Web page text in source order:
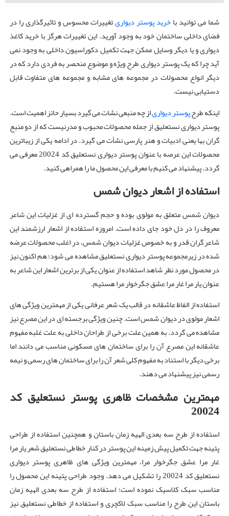
شما می توانید باخرید پوستر دیواریتغییرات محسوس و تاثیرگذاری را در
فضای داخلی ساختمان خود به وجود آورید. این تغییرات هرگز با خرید کاغذ
دیواری و یا دیگر وسایل ممکن جهت تکمیل دکوراسیون داخلی به وجود نمی
آید چرا که یک پوستر دیواری طرح ویژه و موضوع منحصر به فردی دارد که در
دیگر انواع محصولات در مجموعه های مشابه و مجموعه های متفاوت قابل
دستیابی نیست.
اینکه طرحپوستر دیواریاز چه منبعی نشات می گیرد بسیار حائز اهمیت است.
پوستر دیواری نستعلیق از جمله محصولات محبوب و مدرنیست که از دو منبع
گران بها یعنی ادبیات و هنر پارسی نشأت می گیرد. در ادامه یکی از زیباترین
محصولات این عرصه با عنوان پوستر دیواری نستعلیق کد 20024 معرفی می
گردد. پیشنهاد می کنیم با معرفی این محصول ما را همراهی کنید.
استفاده از اشعار دیوان شمس
دیوان شمس متعلق به مولوی بوده و حجم گسترده ای از غزلیات این شاعر
معروف را در دل خود جای داده است. امروزه استفاده از اشعار ارزشمند این
شاعر گران قدر و به خصوص غزلیات دیوان شمس، در اغلب محصولات عرضه
شده در زیرمجموعه پوستر دیواری نستعلیق مشاهده می شود؛ هم اکنون نیز
در محصول مورد نظر شاهد استفاده از عنوان یکی از برترین اشعار این شاعر به
عنوان یار مرا غار مرا عشق جگرخوار مرا هستیم.
استفاده از الفاظ عاشقانه در قالب یک شعر عرفانی یکی از مهمترین ویژگی ‌های
اشعار مولوی در دیوان شمس است. چنین ویژگی برجسته ای در این مصرع نیز
مشاهده می گردد. به همین علت برخی از طراحان داخلی به علت غلبه مفهوم
عاشقانه این مصرع آن را برای ساختمان های مسکونی مناسب می دانند اما
برخی دیگر با استناد به مفهوم کلی شعر آن را برای ساختمان های رسمی و نیمه
رسمی نیز پیشنهاد می دهند.
مهمترین مشخصات ظاهری پوستر نستعلیق کد
20024
استفاده از طرح سه بعدی الهیه زمان باستان و همچنین استفاده از طراحی
پتینه جهت تکمیل پیش زمینه این پوستر در کنار خطاطی نستعلیق شعر یار مرا
غار مرا عشق جگرخوار مرا، مهمترین ویژگی های ظاهری پوستر دیواری
نستعلیق کد 20024 را تشکیل می دهد. وجود طراحی پتینه این محصول را
مناسب سبک کلاسیک نموده است؛ استفاده از طرح سه بعدی الهیه زمان
باستان این طرح را مناسب سبک لاکچری و استفاده از خطاطی نستعلیق نیز